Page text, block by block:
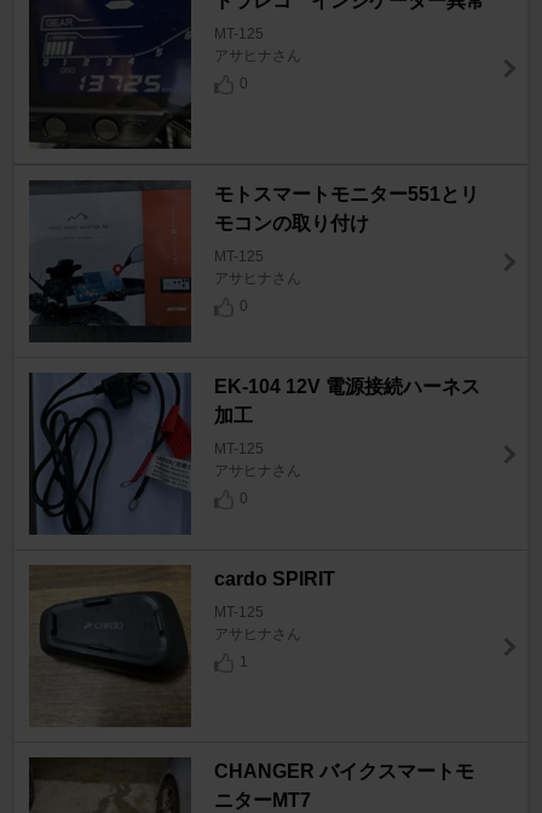
MT-125
アサヒナさん
0
モトスマートモニター551とリ
モコンの取り付け
MT-125
アサヒナさん
0
EK-104 12V 電源接続ハーネス
加工
MT-125
アサヒナさん
0
cardo SPIRIT
MT-125
アサヒナさん
1
CHANGER バイクスマートモ
ニターMT7